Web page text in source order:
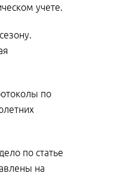
учете.
по
по статье
на